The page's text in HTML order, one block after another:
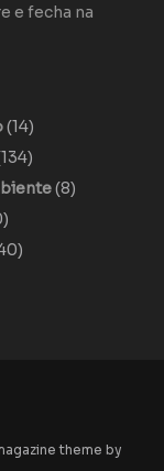
e fecha na
(14)
(8)
theme by